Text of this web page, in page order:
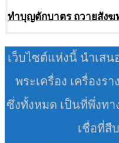
ทำบุญตักบาตร ถวายสัง
เว็บไซต์แห่งนี้ นำเส
พระเครื่อง เครื่องร
ซึ่งทั้งหมด เป็นที่พึ่งทา
เชื่อที่สื